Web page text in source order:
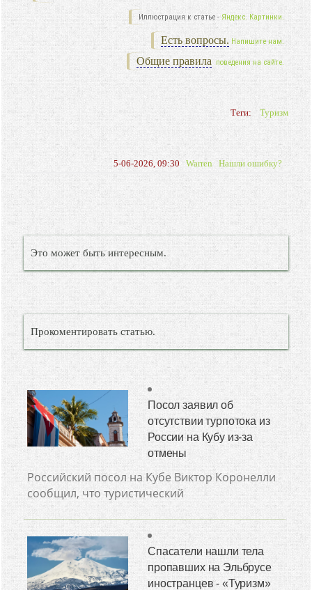
Иллюстрация к статье - Яндекс. Картинки.
Есть вопросы. Напишите нам.
Общие правила поведения на сайте.
Теги: Туризм
5-06-2026, 09:30 Warren Нашли ошибку?
Это может быть интересным.
Прокоментировать статью.
Посол заявил об
отсутствии турпотока из
России на Кубу из-за
отмены
Российский посол на Кубе Виктор Коронелли
сообщил, что туристический
Спасатели нашли тела
пропавших на Эльбрусе
иностранцев - «Туризм»